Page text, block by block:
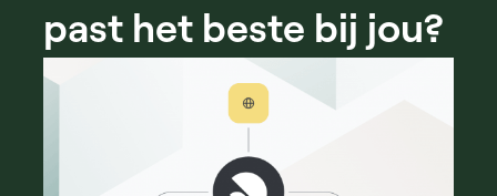
past het beste bij jou?